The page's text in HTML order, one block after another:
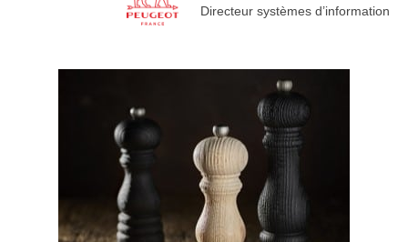
Directeur systèmes d’information